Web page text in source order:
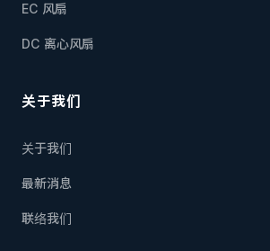
EC 风扇
DC 离心风扇
关于我们
关于我们
最新消息
联络我们